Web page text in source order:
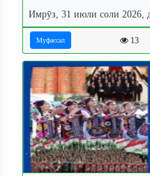
Имрӯз, 31 июли соли
Муфассал 13